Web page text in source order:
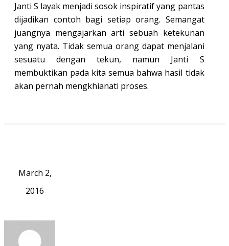
Janti S layak menjadi sosok inspiratif yang pantas
dijadikan contoh bagi setiap orang. Semangat
juangnya mengajarkan arti sebuah ketekunan
yang nyata. Tidak semua orang dapat menjalani
sesuatu dengan tekun, namun Janti S
membuktikan pada kita semua bahwa hasil tidak
akan pernah mengkhianati proses.
March 2,
2016